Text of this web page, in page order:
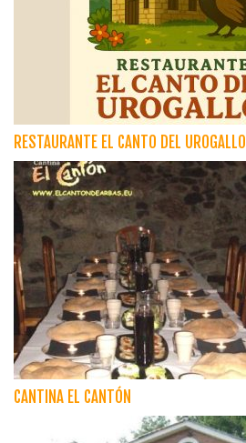
RESTAURANTE EL CANTO DEL UROGALLO
CANTINA EL CANTÓN